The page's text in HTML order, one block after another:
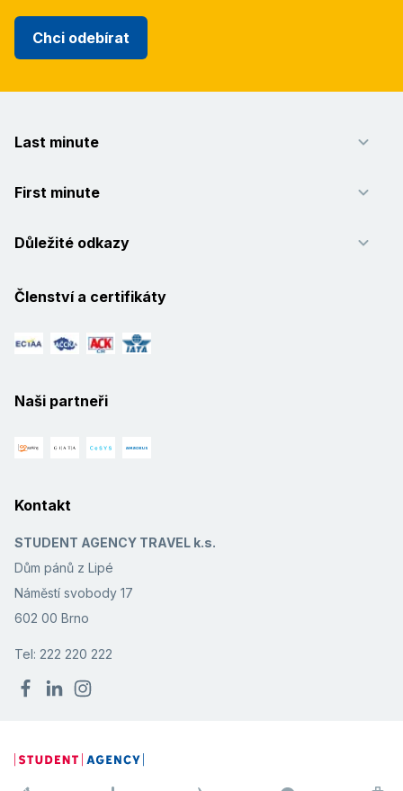
Chci odebírat
Last minute
First minute
Důležité odkazy
Členství a certifikáty
Naši partneři
Kontakt
STUDENT AGENCY TRAVEL k.s.
Dům pánů z Lipé
Náměstí svobody 17
602 00 Brno
Tel: 222 220 222